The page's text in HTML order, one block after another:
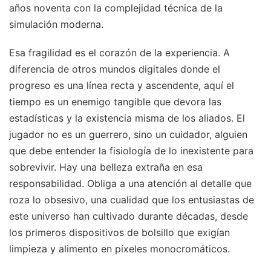
años noventa con la complejidad técnica de la
simulación moderna.
Esa fragilidad es el corazón de la experiencia. A
diferencia de otros mundos digitales donde el
progreso es una línea recta y ascendente, aquí el
tiempo es un enemigo tangible que devora las
estadísticas y la existencia misma de los aliados. El
jugador no es un guerrero, sino un cuidador, alguien
que debe entender la fisiología de lo inexistente para
sobrevivir. Hay una belleza extraña en esa
responsabilidad. Obliga a una atención al detalle que
roza lo obsesivo, una cualidad que los entusiastas de
este universo han cultivado durante décadas, desde
los primeros dispositivos de bolsillo que exigían
limpieza y alimento en píxeles monocromáticos.